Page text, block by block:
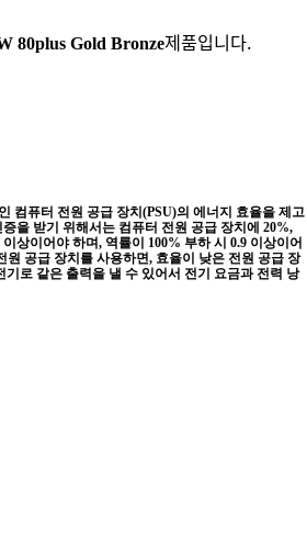
80plus Gold Bronze제품입니다.
컴퓨터 전원 공급 장치(PSU)의 에너지 효율을 제고
을 받기 위해서는 컴퓨터 전원 공급 장치에 20%,
상이어야 하며, 역률이 100% 부하 시 0.9 이상이어
원 공급 장치를 사용하면, 효율이 낮은 전원 공급 장
로 같은 출력을 낼 수 있어서 전기 요금과 전력 낭